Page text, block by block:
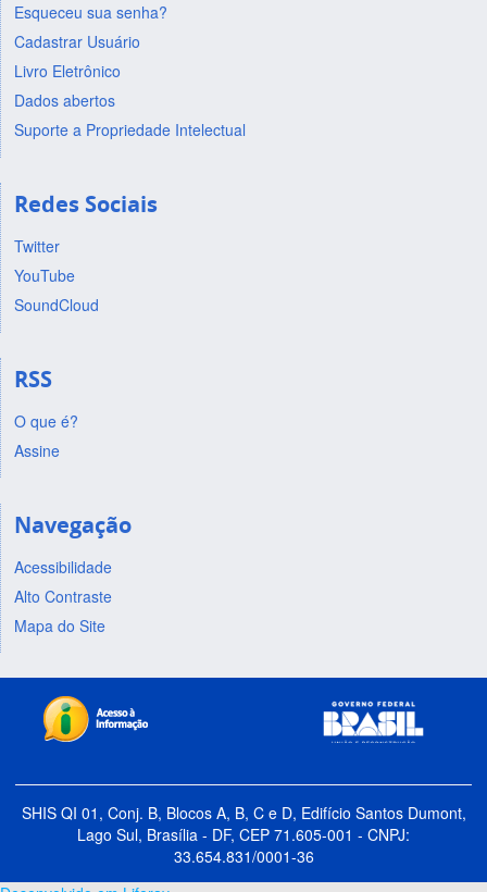
Esqueceu sua senha?
Cadastrar Usuário
Livro Eletrônico
Dados abertos
Suporte a Propriedade Intelectual
Redes Sociais
Twitter
YouTube
SoundCloud
RSS
O que é?
Assine
Navegação
Acessibilidade
Alto Contraste
Mapa do Site
SHIS QI 01, Conj. B, Blocos A, B, C e D, Edifício Santos Dumont,
Lago Sul, Brasília - DF, CEP 71.605-001 - CNPJ:
33.654.831/0001-36